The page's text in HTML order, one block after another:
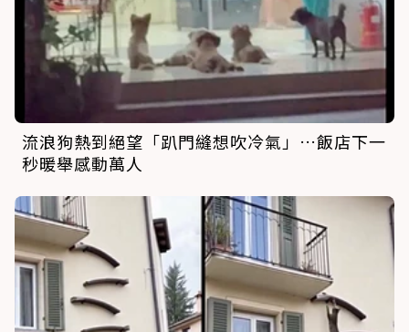
流浪狗熱到絕望「趴門縫想吹冷氣」…飯店下一
秒暖舉感動萬人